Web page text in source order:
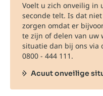
Voelt u zich onveilig in
seconde telt. Is dat
zorgen omdat er
te zijn of delen van uw
situatie dan bij ons via
0800 - 444 111.
Acuut onveilige